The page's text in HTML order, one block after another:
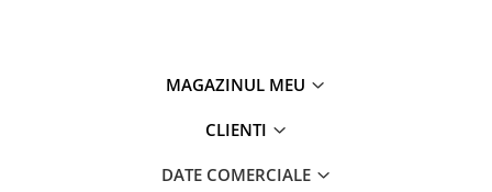
MAGAZINUL MEU
CLIENTI
DATE COMERCIALE